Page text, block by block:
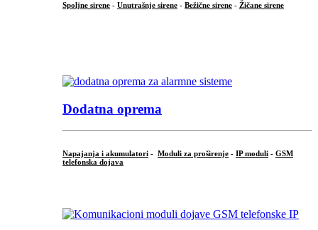
Spoljne sirene - Unutrašnje sirene - Bežične sirene - Žičane sirene
Dodatna oprema
Napajanja i akumulatori - Moduli za proširenje - IP moduli - GSM
telefonska dojava